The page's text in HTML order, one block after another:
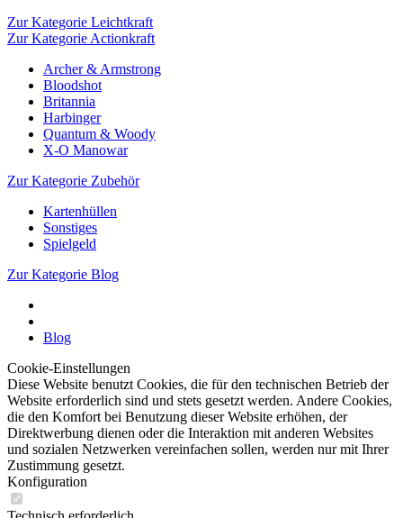
Zur Kategorie Leichtkraft
Zur Kategorie Actionkraft
Archer & Armstrong
Bloodshot
Britannia
Harbinger
Quantum & Woody
X-O Manowar
Zur Kategorie Zubehör
Kartenhüllen
Sonstiges
Spielgeld
Zur Kategorie Blog
Blog
Cookie-Einstellungen
Diese Website benutzt Cookies, die für den technischen Betrieb der
Website erforderlich sind und stets gesetzt werden. Andere Cookies,
die den Komfort bei Benutzung dieser Website erhöhen, der
Direktwerbung dienen oder die Interaktion mit anderen Websites
und sozialen Netzwerken vereinfachen sollen, werden nur mit Ihrer
Zustimmung gesetzt.
Konfiguration